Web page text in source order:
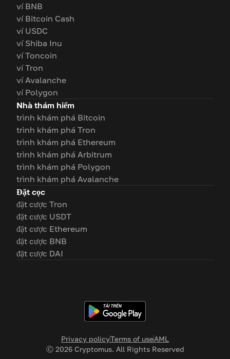
Privacy policyTerms of useAML
Ⓒ 2026Cryptomus. All Rights Reserved
ví BNB
ví Bitcoin Cash
ví USDC
ví Shiba Inu
ví Toncoin
ví Tron
ví Avalanche
ví Polygon
Nhà thám hiểm
trình khám phá Bitcoin
trình khám phá Tron
trình khám phá Ethereum
trình khám phá Arbitrum
trình khám phá Polygon
trình khám phá Avalanche
Đặt cọc
đặt cược Tron
đặt cược USDT
đặt cược Ethereum
đặt cược BNB
đặt cược DAI